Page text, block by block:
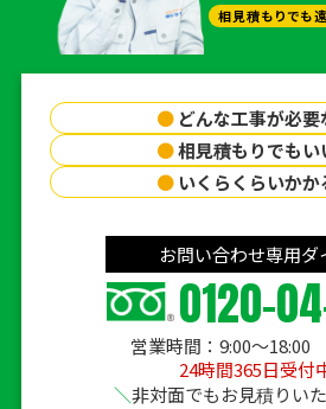
相見積もりでも遠
● どんな工事が必要
●相見積もりでもい
● いくらくらいかか
お問い合わせ専用ダ
0120-
営業時間：9:00〜
24時間365日受付
非対面でもお見積りい